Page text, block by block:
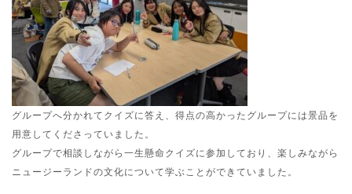
グループへ分かれてクイズに答え、得点の高かったグループには景品を
用意してくださっていました。
グループで相談しながら一生懸命クイズに参加しており、楽しみながら
ニュージーランドの文化について学ぶことができていました。